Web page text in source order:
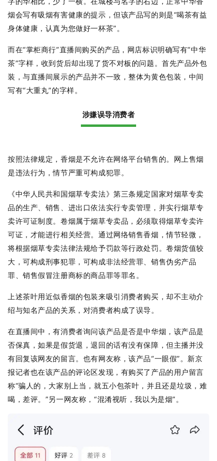
烟会写有吸烟有害健康的提示，但该产品写的则是“喝茶有益
身体健康，认真为您做好一杯茶”。
而在“掌柜商行”直播间购买的产品，网店标识明确写有“中华
茶”字样，收到货后却出现了货不对板的问题。首先产品外包
装，与直播间展示的产品并不一致，整体为黄色包装，中间
写有“大重丸”的字样。
涉嫌误导消费者
按照法律规定，香烟是不允许在网络平台销售的。网上售烟
是违法行为，情节严重可构成犯罪。
《中华人民共和国烟草专卖法》第三条规定国家对烟草专卖
品的生产、销售、进出口依法实行专卖管理，并实行烟草专
卖许可证制度。卷烟属于烟草专卖品，必须取得烟草专卖许
可证，才能进行相关经营。通过网络销售香烟，情节轻微，
将根据烟草专卖法律法规给予罚款等行政处罚。卷烟货值较
大，可构成刑事犯罪，可构成非法经营罪、销售伪劣产品
罪、销售假冒注册商标的商品罪等罪名。
上述茶叶用近似香烟的包装来吸引消费者购买，却不主动介
绍与知名产品的关系，对消费者构成了误导。
在直播间中，有消费者询问该产品是否是中华烟，该产品是
否保真，如果是假货退，退回的话有没有保障，但主播并没
有回复该网友的留言。也有网友称，该产品“一眼假”。新京
报记者也在该产品的评论区发现，有购买了产品的用户留言
称“骗人的，大家别上当，就五小包茶叶，并且还是垃圾，难
喝，差评。”另一网友称，“混淆视听，我以为是烟”。